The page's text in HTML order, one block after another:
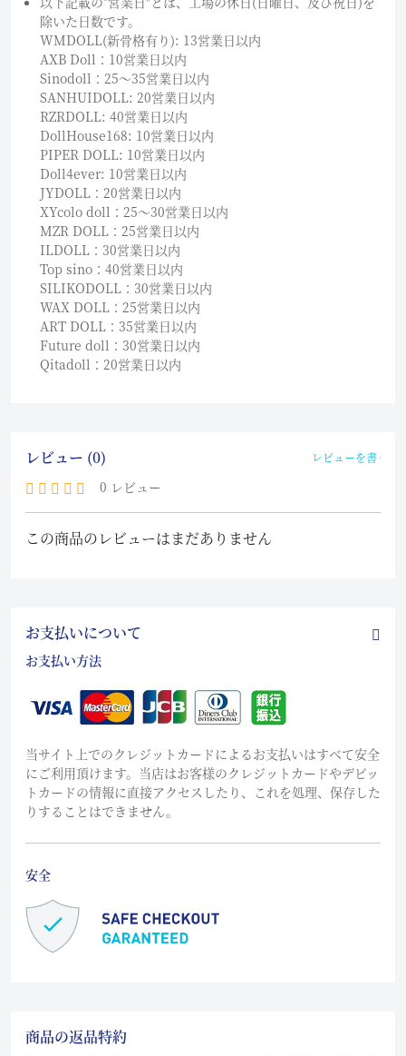
除いた日数です。
WMDOLL(新骨格有り): 13営業日以内
AXB Doll：10営業日以内
Sinodoll：25〜35営業日以内
SANHUIDOLL: 20営業日以内
RZRDOLL: 40営業日以内
DollHouse168: 10営業日以内
PIPER DOLL: 10営業日以内
Doll4ever: 10営業日以内
JYDOLL：20営業日以内
XYcolo doll：25〜30営業日以内
MZR DOLL：25営業日以内
ILDOLL：30営業日以内
Top sino：40営業日以内
SILIKODOLL：30営業日以内
WAX DOLL：25営業日以内
ART DOLL：35営業日以内
Future doll：30営業日以内
Qitadoll：20営業日以内
レビュー (0) レビューを書く
0 レビュー
この商品のレビューはまだありません
お支払いについて
お支払い方法
当サイト上でのクレジットカードによるお支払いはすべて安全
にご利用頂けます。当店はお客様のクレジットカードやデビッ
トカードの情報に直接アクセスしたり、これを処理、保存した
りすることはできません。
安全
商品の返品特約